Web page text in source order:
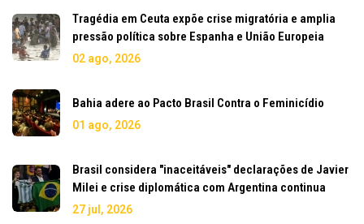
Tragédia em Ceuta expõe crise migratória e amplia
pressão política sobre Espanha e União Europeia
02 ago, 2026
Bahia adere ao Pacto Brasil Contra o Feminicídio
01 ago, 2026
Brasil considera "inaceitáveis" declarações de Javier
Milei e crise diplomática com Argentina continua
27 jul, 2026